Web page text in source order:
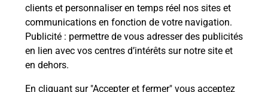
clients et personnaliser en temps réel nos sites et
communications en fonction de votre navigation.
Publicité : permettre de vous adresser des publicités
en lien avec vos centres d’intérêts sur notre site et
en dehors.
En cliquant sur "Accepter et fermer" vous acceptez
Collecte du courrier aujourd'hui à 09h00
5 Route De Voisey
52400 Voisey